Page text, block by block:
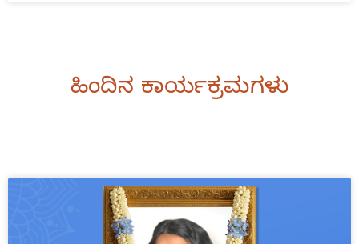
ಹಿಂದಿನ ಕಾರ್ಯಕ್ರಮಗಳು